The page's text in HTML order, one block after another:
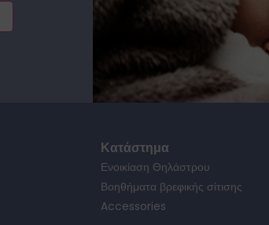
Κατάστημα
Ενοικίαση Θηλάστρου
Βοηθήματα βρεφικής σίτισης
Accessories